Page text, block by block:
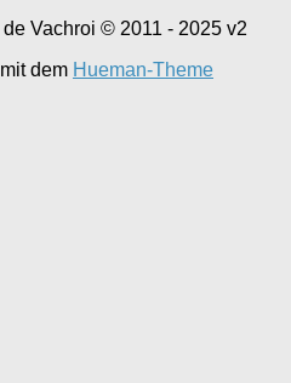
Vachroi © 2011 - 2025 v2
dem Hueman-Theme